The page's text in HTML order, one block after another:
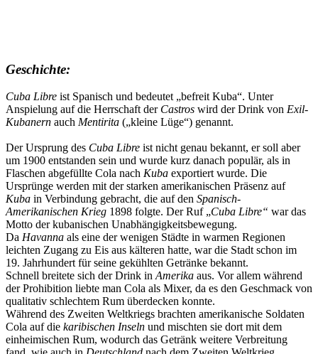
Geschichte:
Cuba Libre ist Spanisch und bedeutet „befreit Kuba“. Unter
Anspielung auf die Herrschaft der Castros wird der Drink von Exil-
Kubanern auch Mentirita („kleine Lüge“) genannt.
Der Ursprung des Cuba Libre ist nicht genau bekannt, er soll aber
um 1900 entstanden sein und wurde kurz danach populär, als in
Flaschen abgefüllte Cola nach Kuba exportiert wurde. Die
Ursprünge werden mit der starken amerikanischen Präsenz auf
Kuba in Verbindung gebracht, die auf den Spanisch-
Amerikanischen Krieg 1898 folgte. Der Ruf „Cuba Libre“ war das
Motto der kubanischen Unabhängigkeitsbewegung.
Da Havanna als eine der wenigen Städte in warmen Regionen
leichten Zugang zu Eis aus kälteren hatte, war die Stadt schon im
19. Jahrhundert für seine gekühlten Getränke bekannt.
Schnell breitete sich der Drink in Amerika aus. Vor allem während
der Prohibition liebte man Cola als Mixer, da es den Geschmack von
qualitativ schlechtem Rum überdecken konnte.
Während des Zweiten Weltkriegs brachten amerikanische Soldaten
Cola auf die karibischen Inseln und mischten sie dort mit dem
einheimischen Rum, wodurch das Getränk weitere Verbreitung